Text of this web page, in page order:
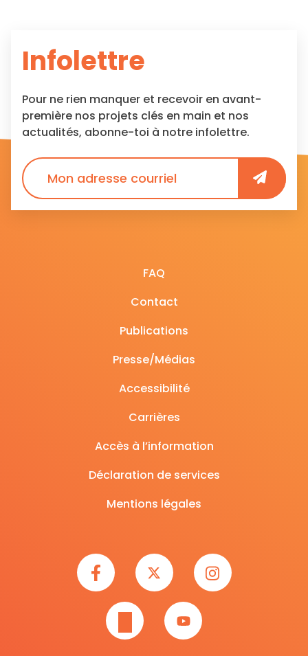
Infolettre
Pour ne rien manquer et recevoir en avant-
première nos projets clés en main et nos
actualités, abonne-toi à notre infolettre.
FAQ
Contact
Publications
Presse/Médias
Accessibilité
Carrières
Accès à l’information
Déclaration de services
Mentions légales